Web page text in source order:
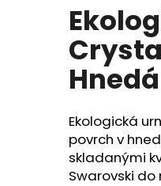
produktu
je
0,0
z
5
hviezdičiek.
Hnedá
Ekologická
povrch v
skladanými
Swarovski